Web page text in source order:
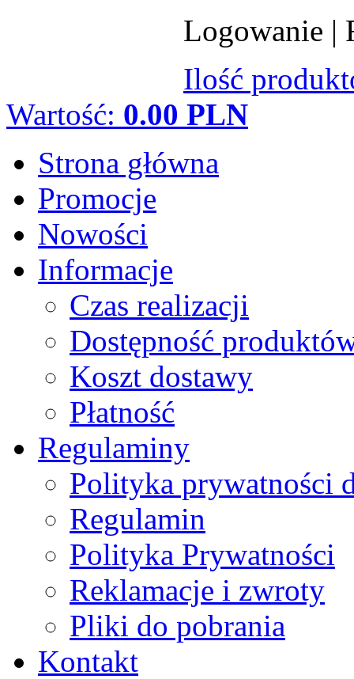
Logowanie |
Ilość
Wartość: 0.00 PLN
Strona główna
Promocje
Nowości
Informacje
Czas realizacji
Dostępność
Koszt dostawy
Płatność
Regulaminy
Polityka prywatności
Regulamin
Polityka Prywatności
Reklamacje i zwroty
Pliki do pobrania
Kontakt